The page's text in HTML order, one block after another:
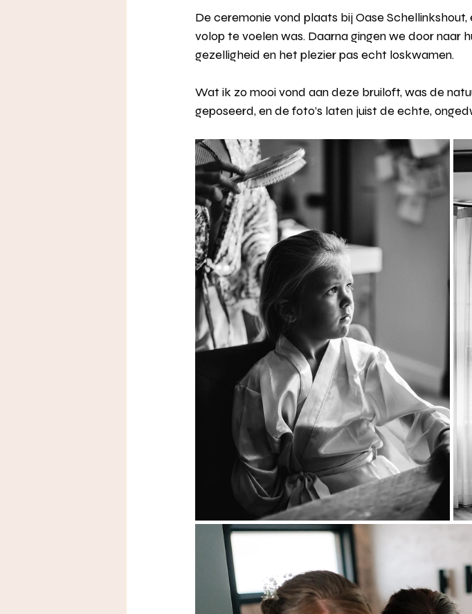
De ceremonie vond plaats bij Oase
volop te voelen was. Daarna gingen we door naar
gezelligheid en het plezier pas echt loskwamen.
Wat ik zo mooi vond aan deze bruiloft, was de
geposeerd, en de foto’s laten juist de echte,